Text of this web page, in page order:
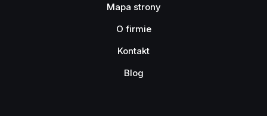
Mapa strony
O firmie
Kontakt
Blog